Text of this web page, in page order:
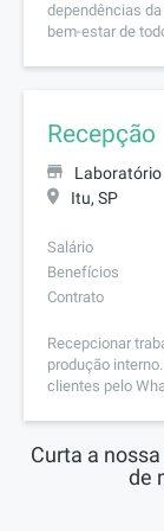
dependências
bem-estar de
Recepção
Laboratório
Itu, SP
Salário
Benefícios
Contrato
Recepcionar
produção
clientes pelo
Curta a
de